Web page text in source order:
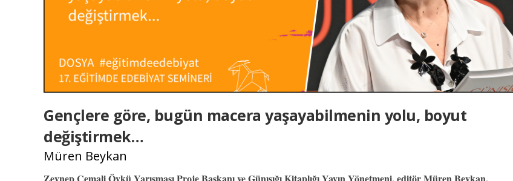
Gençlere göre, bugün macera yaşayabilmenin yolu, boyut
değiştirmek…
Müren Beykan